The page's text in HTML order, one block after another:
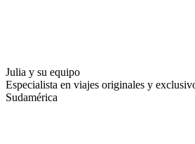
Julia y su equipo
Especialista en viajes originales y
Sudamérica